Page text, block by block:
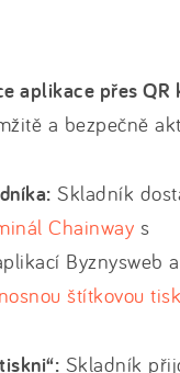
aplikace přes QR
a bezpečně
Skladník
Chainway s
Byznysweb a
štítkovou
Skladník